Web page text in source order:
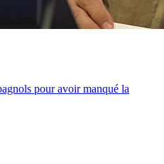
pour avoir manqué la